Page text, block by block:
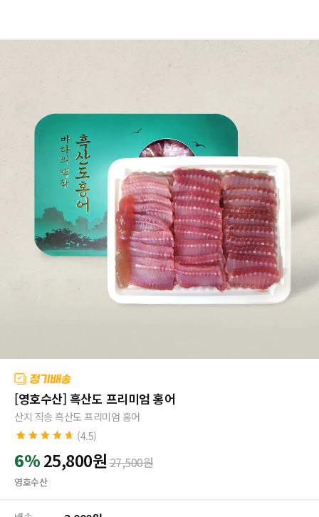
[영호수산] 흑산도 프리미엄 홍어
산지 직송 흑산도 프리미엄 홍어
4.5
객 평가를 기
만점에
(4.5)
6%25,800원27,500원
영호수산